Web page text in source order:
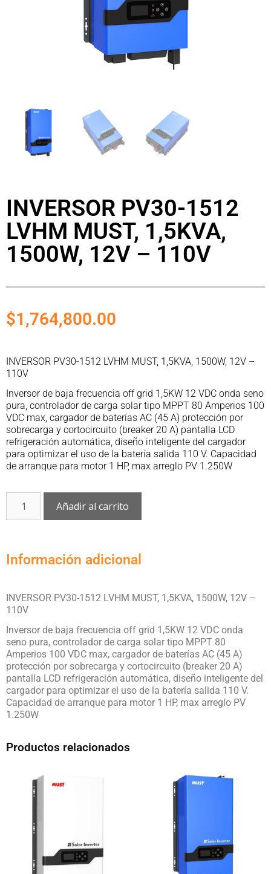
INVERSOR PV30-1512
LVHM MUST, 1,5KVA,
1500W, 12V – 110V
$1,764,800.00
INVERSOR PV30-1512 LVHM MUST, 1,5KVA, 1500W, 12V –
110V
Inversor de baja frecuencia off grid 1,5KW 12 VDC onda seno
pura, controlador de carga solar tipo MPPT 80 Amperios 100
VDC max, cargador de baterías AC (45 A) protección por
sobrecarga y cortocircuito (breaker 20 A) pantalla LCD
refrigeración automática, diseño inteligente del cargador
para optimizar el uso de la batería salida 110 V. Capacidad
de arranque para motor 1 HP, max arreglo PV 1.250W
Añadir al carrito
Información adicional
INVERSOR PV30-1512 LVHM MUST, 1,5KVA, 1500W, 12V –
110V
Inversor de baja frecuencia off grid 1,5KW 12 VDC onda
seno pura, controlador de carga solar tipo MPPT 80
Amperios 100 VDC max, cargador de baterías AC (45 A)
protección por sobrecarga y cortocircuito (breaker 20 A)
pantalla LCD refrigeración automática, diseño inteligente del
cargador para optimizar el uso de la batería salida 110 V.
Capacidad de arranque para motor 1 HP, max arreglo PV
1.250W
Productos relacionados